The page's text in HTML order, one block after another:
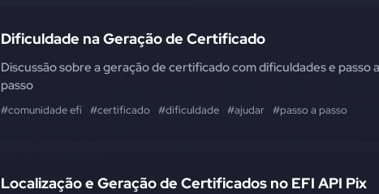
Dificuldade na Geração de Certificado
Discussão sobre a geração de certificado com dificuldades e passo a
passo
#comunidade efí #certificado #dificuldade #ajudar #passo a passo
Localização e Geração de Certificados no EFI API Pix